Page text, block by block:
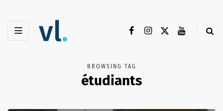
BROWSING TAG
étudiants